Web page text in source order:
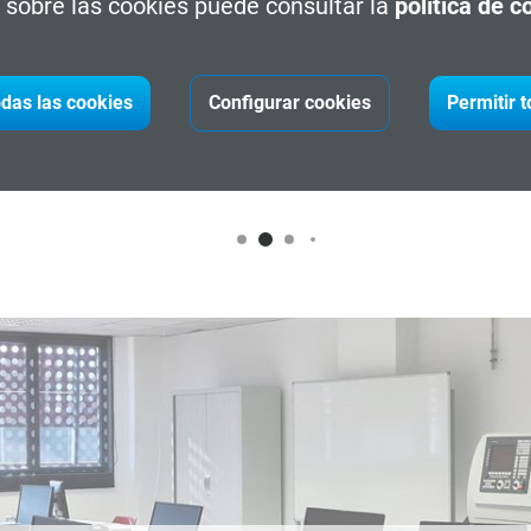
las cookies puede consultar la política de
las cookies Configurar cookies Permitir
CE EE05 Sistemas de señalización y
telecomunicaciones ferroviarias 2026-27